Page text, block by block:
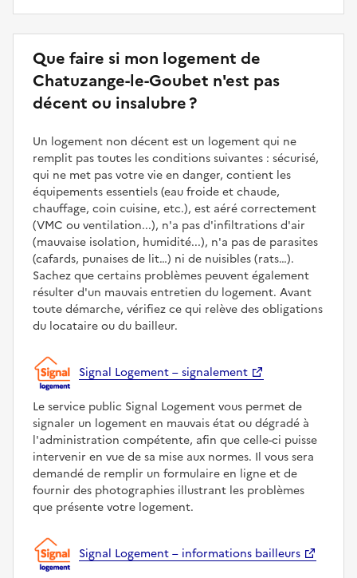
Que faire si mon logement de
Chatuzange-le-Goubet n'est pas
décent ou insalubre ?
Un logement non décent est un logement qui ne
remplit pas toutes les conditions suivantes : sécurisé,
qui ne met pas votre vie en danger, contient les
équipements essentiels (eau froide et chaude,
chauffage, coin cuisine, etc.), est aéré correctement
(VMC ou ventilation...), n'a pas d'infiltrations d'air
(mauvaise isolation, humidité...), n'a pas de parasites
(cafards, punaises de lit…) ni de nuisibles (rats…).
Sachez que certains problèmes peuvent également
résulter d'un mauvais entretien du logement. Avant
toute démarche, vérifiez ce qui relève des obligations
du locataire ou du bailleur.
Signal Logement – signalement
Le service public Signal Logement vous permet de
signaler un logement en mauvais état ou dégradé à
l'administration compétente, afin que celle-ci puisse
intervenir en vue de sa mise aux normes. Il vous sera
demandé de remplir un formulaire en ligne et de
fournir des photographies illustrant les problèmes
que présente votre logement.
Signal Logement – informations bailleurs